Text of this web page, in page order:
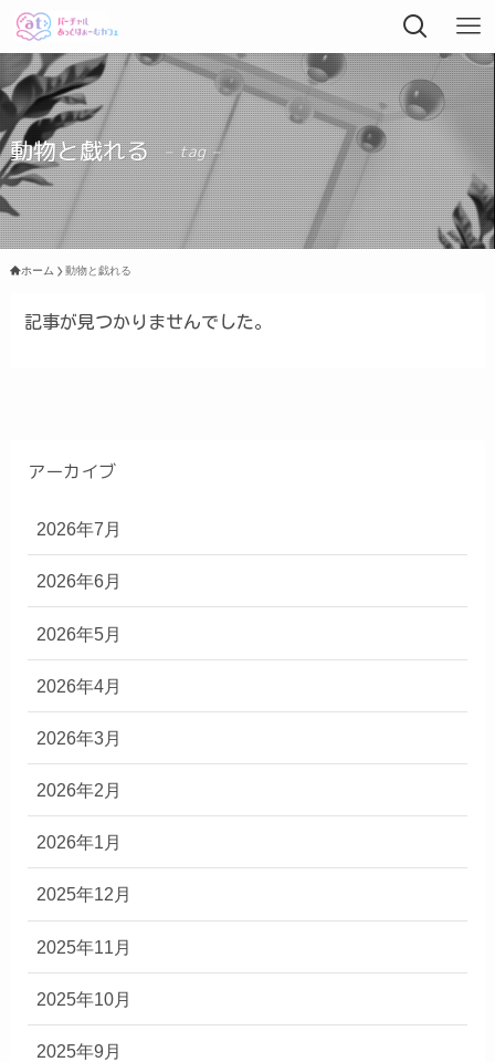
動物と戯れる – tag –
ホーム 動物と戯れる
記事が見つかりませんでした。
アーカイブ
2026年7月
2026年6月
2026年5月
2026年4月
2026年3月
2026年2月
2026年1月
2025年12月
2025年11月
2025年10月
2025年9月